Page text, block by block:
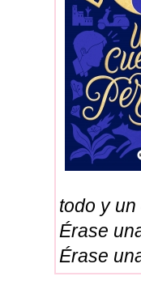
todo y
Érase
Érase